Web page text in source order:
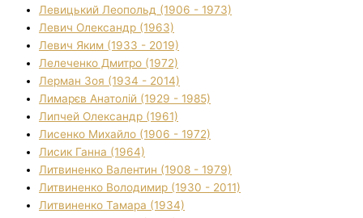
Левицький Леопольд (1906 - 1973)
Левич Олександр (1963)
Левич Яким (1933 - 2019)
Лелеченко Дмитро (1972)
Лерман Зоя (1934 - 2014)
Лимарєв Анатолій (1929 - 1985)
Липчей Олександр (1961)
Лисенко Михайло (1906 - 1972)
Лисик Ганна (1964)
Литвиненко Валентин (1908 - 1979)
Литвиненко Володимир (1930 - 2011)
Литвиненко Тамара (1934)